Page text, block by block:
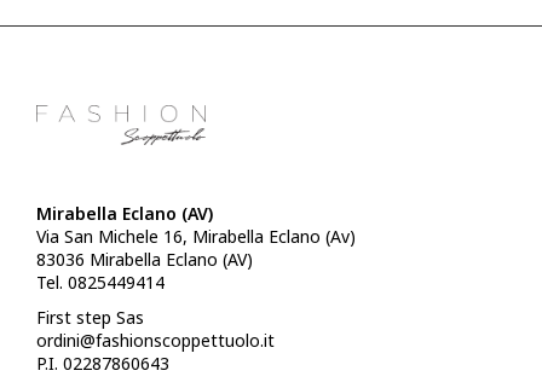
Mirabella Eclano (AV)
Via San Michele 16, Mirabella Eclano (Av)
83036 Mirabella Eclano (AV)
Tel. 0825449414
First step Sas
ordini@fashionscoppettuolo.it
P.I. 02287860643